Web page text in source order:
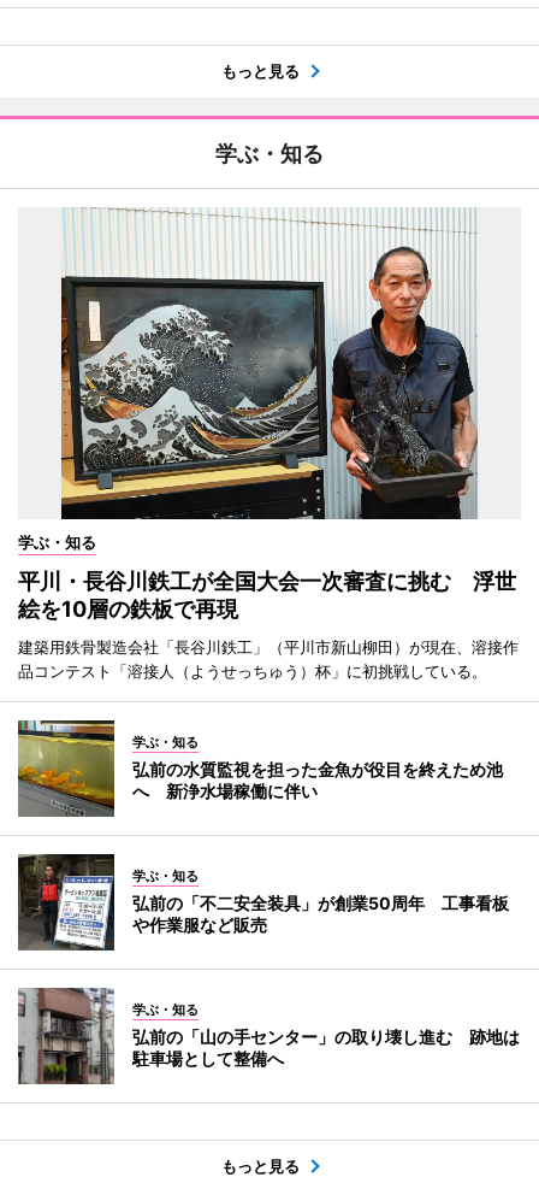
もっと見る
学ぶ・知る
学ぶ・知る
平川・長谷川鉄工が全国大会一次審査に挑む 浮世
絵を10層の鉄板で再現
建築用鉄骨製造会社「長谷川鉄工」（平川市新山柳田）が現在、溶接作
品コンテスト「溶接人（ようせっちゅう）杯」に初挑戦している。
学ぶ・知る
弘前の水質監視を担った金魚が役目を終えため池
へ 新浄水場稼働に伴い
学ぶ・知る
弘前の「不二安全装具」が創業50周年 工事看板
や作業服など販売
学ぶ・知る
弘前の「山の手センター」の取り壊し進む 跡地は
駐車場として整備へ
もっと見る